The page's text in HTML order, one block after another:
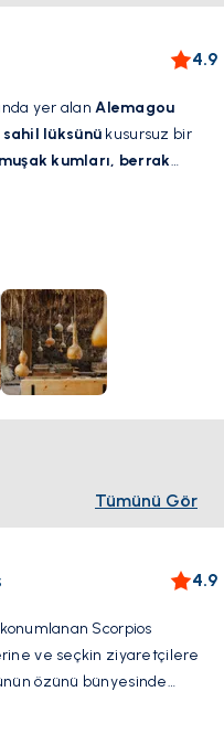
4.9
yer alanAlemagou
lüksünü kusursuz bir
kumları, berrak
restoranda
lezzetlerini deneyimleyin;
Mykonos’un doğal
bir araya
Tümünü Gör
4.9
konumlanan Scorpios
ve seçkin ziyaretçilere
özünü bünyesinde
yakın zamanda satın